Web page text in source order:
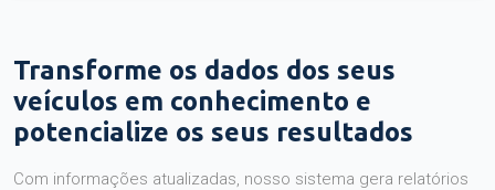
Transforme os dados dos seus
veículos em conhecimento e
potencialize os seus resultados
Com informações atualizadas, nosso sistema gera relatórios